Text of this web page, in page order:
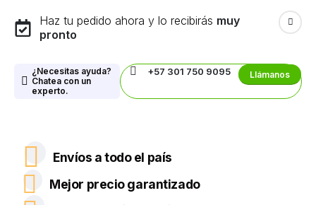
Haz tu pedido ahora y lo recibirás muy
pronto
¿Necesitas ayuda?
Chatea con un
experto.
+57 301 750 9095 Llámanos
Envíos a todo el país
Mejor precio garantizado